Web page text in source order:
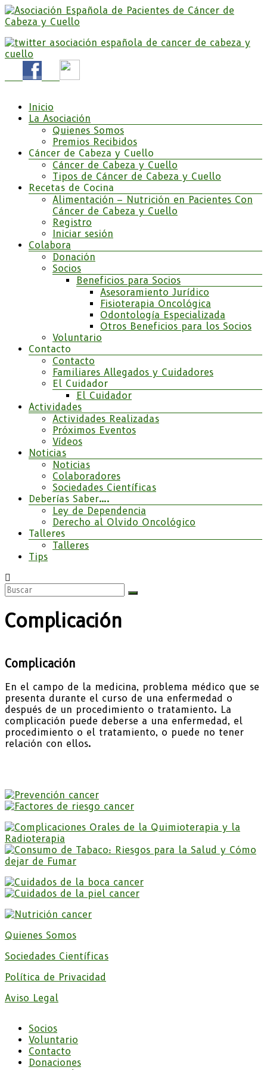
Saltar
al
Asociación Española de Pacientes de Cáncer de
Cabeza y Cuello
Somos la Asociación Española de Pacientes de Cáncer
de Cabeza y cuello «APC», una asociación sin animo
de lucro que pretendemos apoyar a pacientes y
familiares.
MenúInicio
La Asociación
Quienes Somos
Premios Recibidos
Cáncer de Cabeza y Cuello
Cáncer de Cabeza y Cuello
Tipos de Cáncer de Cabeza y Cuello
Recetas de Cocina
Alimentación – Nutrición en Pacientes Con
Cáncer de Cabeza y Cuello
Registro
Iniciar sesión
Colabora
Donación
Socios
Beneficios para Socios
Asesoramiento Jurídico
Fisioterapia Oncológica
Odontología Especializada
Otros Beneficios para los Socios
Voluntario
Contacto
Contacto
Familiares Allegados y Cuidadores
El Cuidador
El Cuidador
Actividades
Actividades Realizadas
Próximos Eventos
Vídeos
Noticias
Noticias
Colaboradores
Sociedades Científicas
Deberías Saber….
Ley de Dependencia
Derecho al Olvido Oncológico
Talleres
Talleres
Tips
Complicación
Complicación
En el campo de la medicina, problema médico que se
presenta durante el curso de una enfermedad o
después de un procedimiento o tratamiento. La
complicación puede deberse a una enfermedad, el
procedimiento o el tratamiento, o puede no tener
relación con ellos.
Quienes Somos
Sociedades Científicas
Política de Privacidad
Aviso Legal
Socios
Voluntario
Contacto
Donaciones